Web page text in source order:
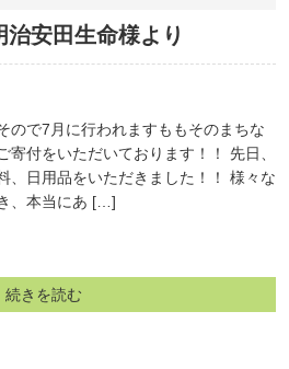
治安田生命様より
ので7月に行われますももそのまちな
付をいただいております！！ 先日、
、日用品をいただきました！！ 様々な
、本当にあ […]
続きを読む